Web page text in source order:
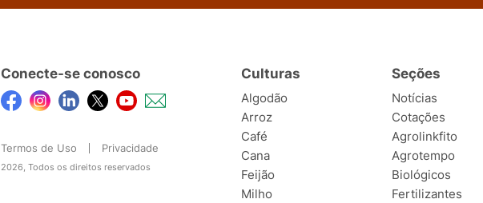
Conecte-se conosco
Termos de Uso Privacidade
2026, Todos os direitos reservados
Culturas
Algodão
Arroz
Café
Cana
Feijão
Milho
Seções
Notícias
Cotações
Agrolinkfito
Agrotempo
Biológicos
Fertilizantes